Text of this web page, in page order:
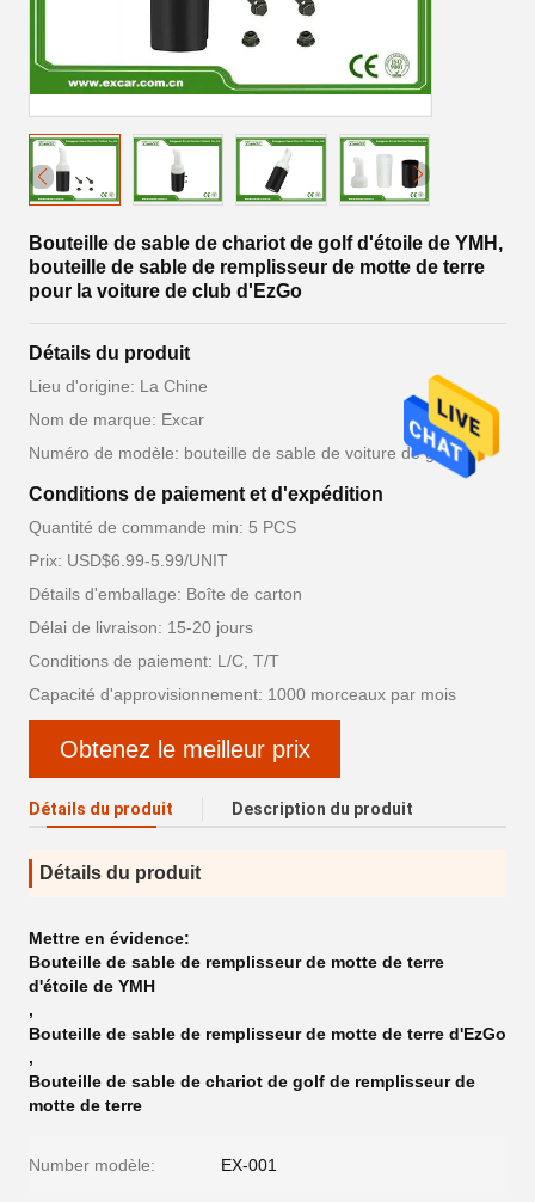
Bouteille de sable de chariot de golf d'étoile de YMH,
bouteille de sable de remplisseur de motte de terre
pour la voiture de club d'EzGo
Détails du produit
Lieu d'origine: La Chine
Nom de marque: Excar
Numéro de modèle: bouteille de sable de voiture de golf
Conditions de paiement et d'expédition
Quantité de commande min: 5 PCS
Prix: USD$6.99-5.99/UNIT
Détails d'emballage: Boîte de carton
Délai de livraison: 15-20 jours
Conditions de paiement: L/C, T/T
Capacité d'approvisionnement: 1000 morceaux par mois
Obtenez le meilleur prix
Détails du produit Description du produit
Détails du produit
Mettre en évidence:
Bouteille de sable de remplisseur de motte de terre
d'étoile de YMH
,
Bouteille de sable de remplisseur de motte de terre d'EzGo
,
Bouteille de sable de chariot de golf de remplisseur de
motte de terre
Number modèle: EX-001